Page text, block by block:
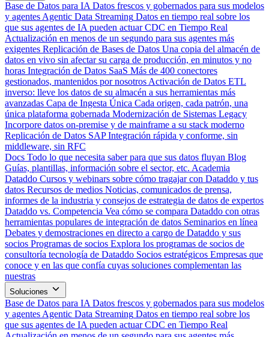
Base de Datos para IA Datos frescos y gobernados para sus modelos
y agentes Agentic Data Streaming Datos en tiempo real sobre los
que sus agentes de IA pueden actuar CDC en Tiempo Real
Actualización en menos de un segundo para sus agentes más
exigentes Replicación de Bases de Datos Una copia del almacén de
datos en vivo sin afectar su carga de producción, en minutos y no
horas Integración de Datos SaaS Más de 400 conectores
gestionados, mantenidos por nosotros Activación de Datos ETL
inverso: lleve los datos de su almacén a sus herramientas más
avanzadas Capa de Ingesta Única Cada origen, cada patrón, una
única plataforma gobernada Modernización de Sistemas Legacy
Incorpore datos on-premise y de mainframe a su stack moderno
Replicación de Datos SAP Integración rápida y conforme, sin
middleware, sin RFC
Docs Todo lo que necesita saber para que sus datos fluyan Blog
Guías, plantillas, información sobre el sector, etc. Academia
Dataddo Cursos y webinars sobre cómo tragajar con Dataddo y tus
datos Recursos de medios Noticias, comunicados de prensa,
informes de la industria y consejos de estrategia de datos de expertos
Dataddo vs. Competencia Vea cómo se compara Dataddo con otras
herramientas populares de integración de datos Seminarios en línea
Debates y demostraciones en directo a cargo de Dataddo y sus
socios Programas de socios Explora los programas de socios de
consultoría tecnología de Dataddo Socios estratégicos Empresas que
conoce y en las que confía cuyas soluciones complementan las
nuestras
Soluciones
Base de Datos para IA Datos frescos y gobernados para sus modelos
y agentes Agentic Data Streaming Datos en tiempo real sobre los
que sus agentes de IA pueden actuar CDC en Tiempo Real